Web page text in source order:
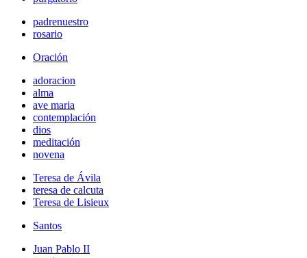
padrenuestro
rosario
Oración
adoracion
alma
ave maria
contemplación
dios
meditación
novena
Teresa de Ávila
teresa de calcuta
Teresa de Lisieux
Santos
Juan Pablo II